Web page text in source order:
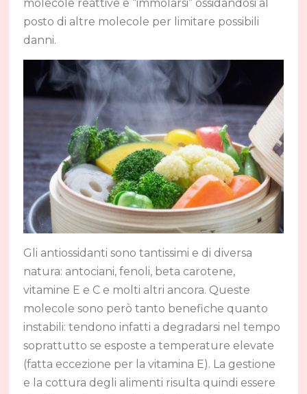
molecole reattive e “immolarsi” ossidandosi al
posto di altre molecole per limitare possibili
danni.
Gli antiossidanti sono tantissimi e di diversa
natura: antociani, fenoli, beta carotene,
vitamine E e C e molti altri ancora. Queste
molecole sono però tanto benefiche quanto
instabili: tendono infatti a degradarsi nel tempo
soprattutto se esposte a temperature elevate
(fatta eccezione per la vitamina E). La gestione
e la cottura degli alimenti risulta quindi essere